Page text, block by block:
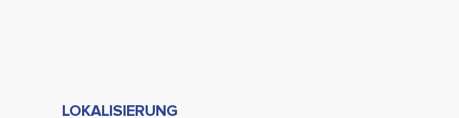
LOKALISIERUNG